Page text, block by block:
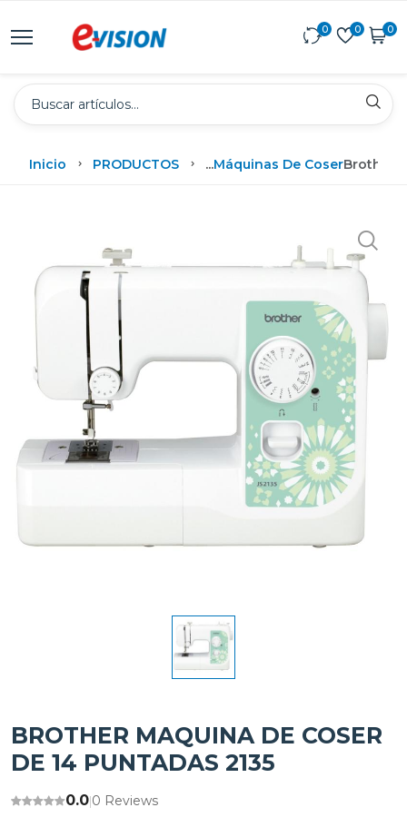
0 0 0
Inicio PRODUCTOS ...Máquinas De CoserBrother
BROTHER MAQUINA DE COSER
DE 14 PUNTADAS 2135
0.0|0 Reviews